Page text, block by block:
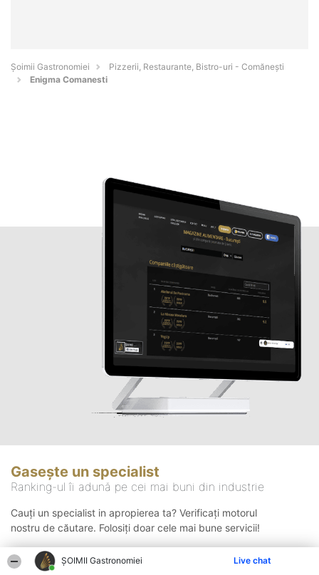
ȘOIMII Gastronomiei Live chat
Șoimii Gastronomiei
Pizzerii, Restaurante, Bistro-uri - Comăneşti
Enigma Comanesti
Gasește un specialist
Ranking-ul îi adună pe cei mai buni din industrie
Cauți un specialist in apropierea ta? Verificați motorul
nostru de căutare. Folosiți doar cele mai bune servicii!